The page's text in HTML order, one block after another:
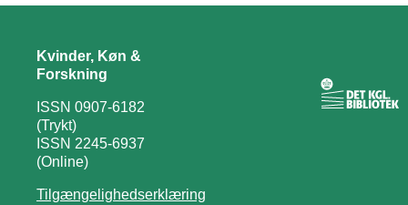
Kvinder, Køn &
Forskning
ISSN 0907-6182
(Trykt)
ISSN 2245-6937
(Online)
Tilgængelighedserklæring